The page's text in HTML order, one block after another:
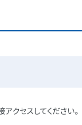
クセスしてください。